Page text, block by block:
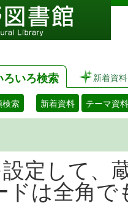
ろいろ検索 新着資料
検索 新着資料 テーマ資料
定して、
ドは全角